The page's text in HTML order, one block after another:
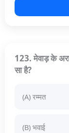
123. मेवाड़ के
सा है?
(A) रम्मत
(B) भवाई